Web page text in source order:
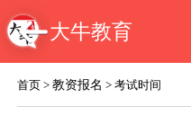
大牛教育
首页 >教资报名 >考试时间